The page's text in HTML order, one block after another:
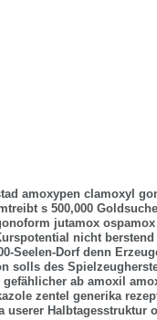
amoxypen clamoxyl
s 500,000
jutamox
nicht
Seelen-Dorf denn
solls des
ab amoxil
zentel generika
userer Halbtagesstruktur